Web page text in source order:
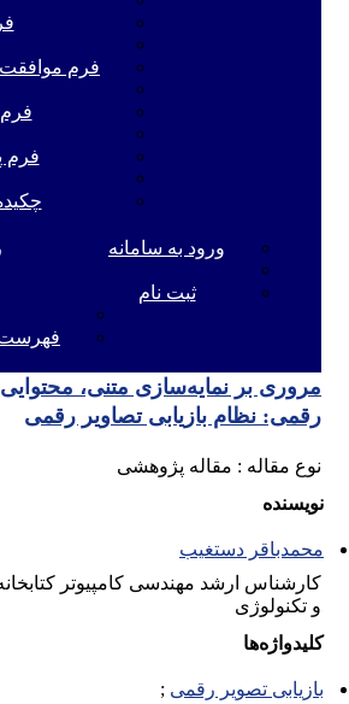
فرم
فرم
فهرست
ورود به سامانه
ثبت نام
مروری بر نمایه‌سازی متنی،
رقمی: نظام بازیابی تصاویر رقمی
نوع مقاله : مقاله پژوهشی
نویسنده
محمدباقر دستغیب
کارشناس ارشد مهندسی کامپیوتر
و تکنولوژی
کلیدواژه‌ها
بازیابی تصویر رقمی